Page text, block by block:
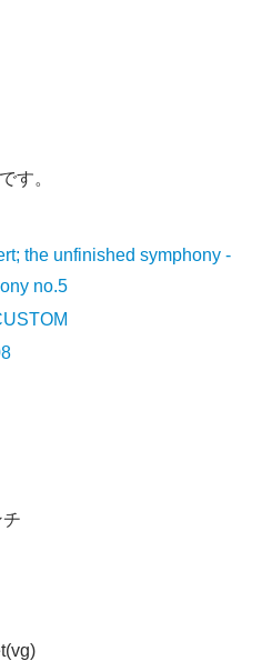
です。
the unfinished symphony -
no.5